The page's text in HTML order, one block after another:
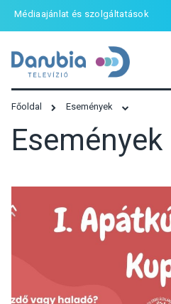
Médiaajánlat és szolgáltatások
Főoldal Események
Események